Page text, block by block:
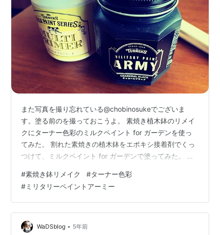
また写真を撮り忘れている@chobinosukeでございま
す。塗る前のを撮っておこうよ。 素焼き植木鉢のリメイ
クにターナー色彩のミルクペイント for ガーデンを使っ
てみた。 割れた素焼きの植木鉢をエポキシ接着剤でくっ
つけて、ミルクペイント for ガーデンで塗ってみた。 去
メイクをしました。今回は昨秋にお別れをして空いた鉢
をミリタリーペイント アーミーで塗っていきます！ 【参
考】 www.turner.co.jp 正直、去年の春に発売して頂きた
かった！ジーンズブルーはネイビーブルー、フォレスト
グリーンにはアーミーグリーンを間違いなく使っ…
#素焼き鉢リメイク #ターナー色彩
#ミリタリーペイントアーミー
WaDSblog • 5年前